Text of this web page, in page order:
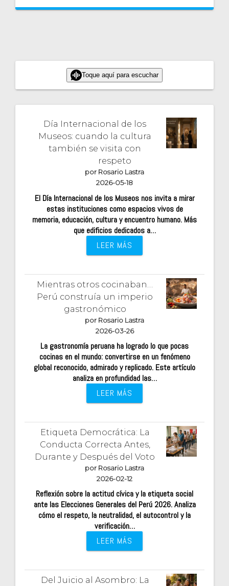
Toque aquí para escuchar
Día Internacional de los
Museos: cuando la cultura
también se visita con
respeto
por Rosario Lastra
2026-05-18
El Día Internacional de los Museos nos invita a mirar
estas instituciones como espacios vivos de
memoria, educación, cultura y encuentro humano. Más
que edificios dedicados a…
LEER MÁS
Mientras otros cocinaban…
Perú construía un imperio
gastronómico
por Rosario Lastra
2026-03-26
La gastronomía peruana ha logrado lo que pocas
cocinas en el mundo: convertirse en un fenómeno
global reconocido, admirado y replicado. Este artículo
analiza en profundidad las…
LEER MÁS
Etiqueta Democrática: La
Conducta Correcta Antes,
Durante y Después del Voto
por Rosario Lastra
2026-02-12
Reflexión sobre la actitud cívica y la etiqueta social
ante las Elecciones Generales del Perú 2026. Analiza
cómo el respeto, la neutralidad, el autocontrol y la
verificación…
LEER MÁS
Del Juicio al Asombro: La